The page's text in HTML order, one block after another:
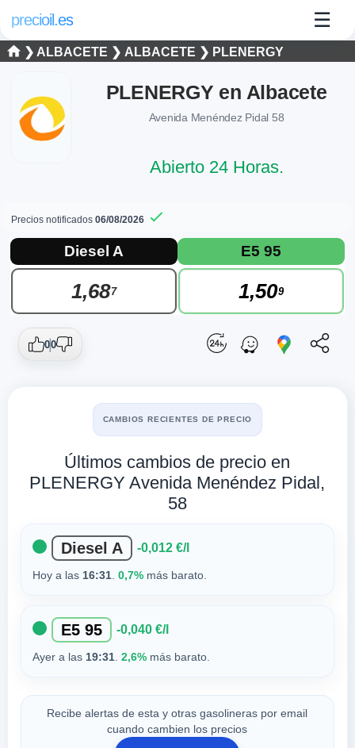
precioil.es ☰
❯ ALBACETE ❯ ALBACETE ❯ PLENERGY
PLENERGY en Albacete
Avenida Menéndez Pidal 58
Abierto 24 Horas.
Precios notificados06/08/2026
Precios actuales de combustibles en
Consulta los precios actuales de la gasolinera PLENERGY
Diesel A
1,687
E5 95
1,509
00
CAMBIOS RECIENTES DE PRECIO
Últimos cambios de precio en
PLENERGY Avenida Menéndez Pidal,
58
Diesel A -0,012 €/l
Hoy a las 16:31. 0,7%más barato.
E5 95 -0,040 €/l
Ayer a las 19:31. 2,6%más barato.
Recibe alertas de esta y otras gasolineras por email
cuando cambien los precios